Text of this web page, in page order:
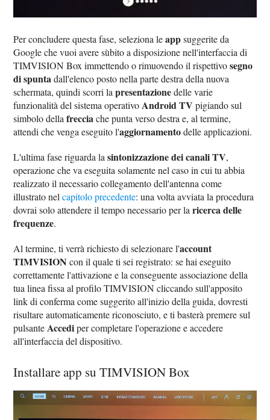
Per concludere questa fase, seleziona leappsuggerite da
Google che vuoi avere sùbito a disposizione nell'interfaccia di
TIMVISION Box immettendo o rimuovendo il rispettivosegno
di spuntadall'elenco posto nella parte destra della nuova
schermata, quindi scorri lapresentazionedelle varie
funzionalità del sistema operativoAndroid TV pigiando sul
simbolo dellafrecciache punta verso destra e, al termine,
attendi che venga eseguito l'aggiornamentodelle applicazioni.
L'ultima fase riguarda lasintonizzazione dei canali TV,
operazione che va eseguita solamente nel caso in cui tu abbia
realizzato il necessario collegamento dell'antenna come
illustrato nelcapitolo precedente: una volta avviata la procedura
dovrai solo attendere il tempo necessario per laricerca delle
frequenze.
Al termine, ti verrà richiesto di selezionare l'account
TIMVISION con il quale ti sei registrato: se hai eseguito
correttamente l'attivazione e la conseguente associazione della
tua linea fissa al profilo TIMVISION cliccando sull'apposito
link di conferma come suggerito all'inizio della guida, dovresti
risultare automaticamente riconosciuto, e ti basterà premere sul
pulsanteAccediper completare l'operazione e accedere
all'interfaccia del dispositivo.
Installare app su TIMVISION Box